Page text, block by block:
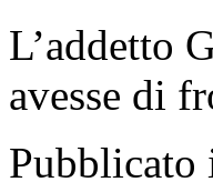
L’addetto
avesse di
Pubblicato